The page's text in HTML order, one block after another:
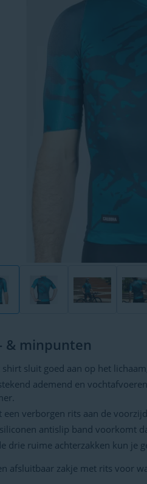
& minpunten
shirt sluit goed aan op het
ademend en
een verborgen rits aan de
antislip band voorkomt
drie ruime achterzakken kun je
afsluitbaar zakje met rits voor